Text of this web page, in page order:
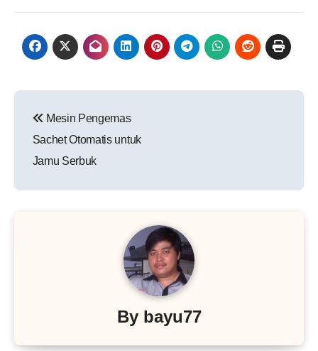
pos
Mesin Pengemas
Sachet Otomatis untuk
Jamu Serbuk
By bayu77